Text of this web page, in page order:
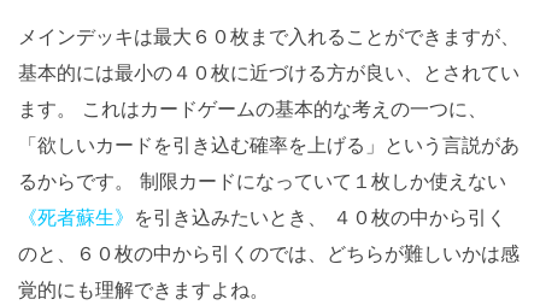
メインデッキは最大６０枚まで入れることができますが、
基本的には最小の４０枚に近づける方が良い、とされてい
ます。 これはカードゲームの基本的な考えの一つに、
「欲しいカードを引き込む確率を上げる」という言説があ
るからです。 制限カードになっていて１枚しか使えない
《死者蘇生》 を引き込みたいとき、 ４０枚の中から引く
のと、６０枚の中から引くのでは、どちらが難しいかは感
覚的にも理解できますよね。